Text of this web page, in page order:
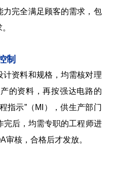
力完全满足顾客的需求，包
制
资料和规格，均需核对理
的资料，再按强达电路的
指示”（MI），供生产部门
完后，均需专职的工程师进
审核，合格后才发放。